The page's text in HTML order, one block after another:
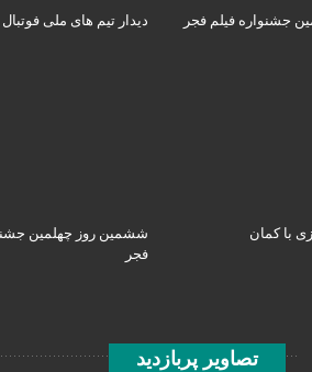
جشنواره فیلم فجر دیدار تیم های ملی
با کمان
ششمین روز چهلمین
فجر
تصاویر پربازدید